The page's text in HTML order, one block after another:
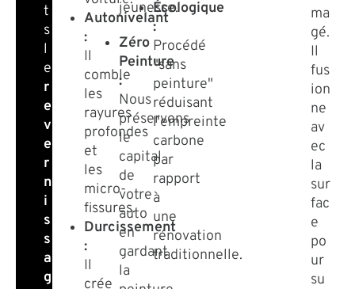
t
s
l
e
r
e
v
e
r
n
i
s
s
a
g
Autonivelant
:
Il
comble
les
rayures
profondes
et
les
micro-
fissures.
Durcissement
:
Il
crée
jeunesse.
Zéro
Peinture
:
Nous
préservons
le
capital
de
votre
auto
en
gardant
la
Écologique
:
Procédé
"sans
peinture"
réduisant
l'empreinte
carbone
par
rapport
à
une
rénovation
traditionnelle.
ma
gé.
Il
fus
ion
ne
av
ec
la
sur
fac
e
po
ur
su